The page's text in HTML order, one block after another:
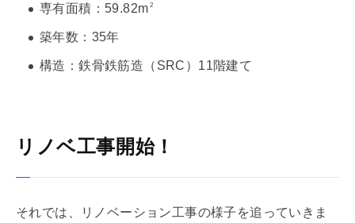
専有面積 ：59.82m 2
築年数 ：35年
構造：鉄骨鉄筋造（ SRC）11階建て
リノベ工事開始！
それでは、 リノベーション工事の様子を追っていきま